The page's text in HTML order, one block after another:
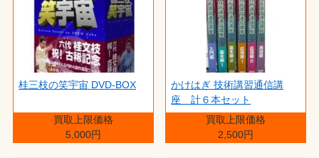
桂三枝の笑宇宙 DVD-BOX
買取上限価格
5,000円
かけはぎ 技術講習通信講
座 計６本セット
買取上限価格
2,500円